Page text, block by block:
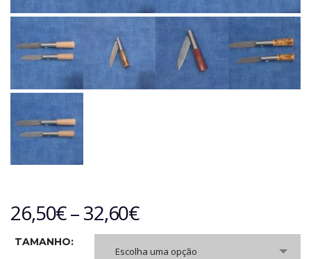
26,50€–32,60€
TAMANHO:
Escolha uma opção